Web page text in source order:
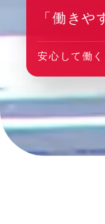
「働きや
安心して働